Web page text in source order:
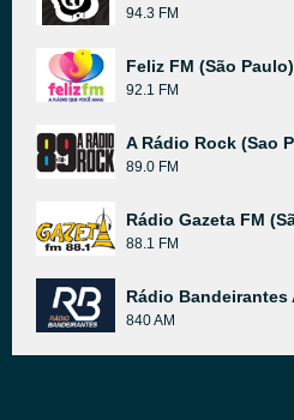
94.3 FM
Feliz FM (São Paulo)
92.1 FM
A Rádio Rock (Sao
89.0 FM
Rádio Gazeta FM
88.1 FM
Rádio Bandeirantes
840 AM